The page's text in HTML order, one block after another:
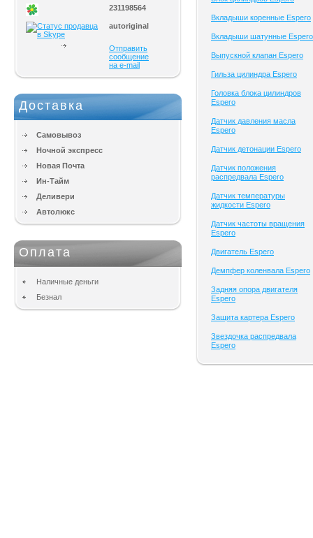
231198564
autoriginal
Отправить
сообщение
на e-mail
Доставка
Самовывоз
Ночной экспресс
Новая Почта
Ин-Тайм
Деливери
Автолюкс
Оплата
Наличные деньги
Безнал
Вкладыши коренные Espero
Вкладыши шатунные Espero
Выпускной клапан Espero
Гильза цилиндра Espero
Головка блока цилиндров
Espero
Датчик давления масла
Espero
Датчик детонации Espero
Датчик положения
распредвала Espero
Датчик температуры
жидкости Espero
Датчик частоты вращения
Espero
Двигатель Espero
Демпфер коленвала Espero
Задняя опора двигателя
Espero
Защита картера Espero
Звездочка распредвала
Espero